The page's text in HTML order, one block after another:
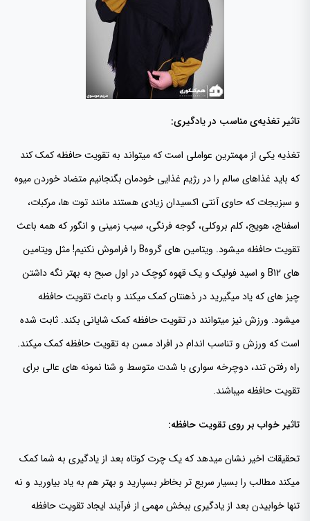
تاثیر تغذیه‌ی مناسب در یادگیری:
تغذیه یکی از مهمترین عواملی است که میتواند به تقویت حافظه کمک کند
که باید غذاهای سالم را در رژیم غذایی خودمان بگنجانیم متضاد خوردن میوه
و سبزیجات که حاوی آنتی اکسیدان زیادی هستند مانند توت ها، مرکبات،
اسفناج، هویج، کلم بروکلی، گوجه فرنگی، سیب زمینی و انگور که همه باعث
تقویت حافظه میشود. ویتامین های گروهB را فراموش نکنیم! مثل ویتامین
های B12 و اسید فولیک و یک قهوه کوچک در اول صبح به بهتر نگه داشتن
چیز های که یاد میگیرید در ذهنتان کمک میکند و باعث تقویت حافظه
میشود. ورزش نیز میتوانند در تقویت حافظه کمک شایانی بکند. ثابت شده
است که ورزش و تناسب اندام در افراد مسن به تقویت حافظه کمک میکند.
راه رفتن تند، دوچرخه سواری با شدت متوسط و شنا نمونه های عالی برای
تقویت حافظه میباشند.
تاثیر خواب بر روی تقویت حافظه:
تحقیقات اخیر نشان میدهد که یک چرت کوتاه بعد از یادگیری به شما کمک
میکند مطالب را بسیار سریع تر بخاطر بسپارید و بهتر هم به یاد بیاورید و نه
تنها خوابیدن بعد از یادگیری ببخش مهمی از فرآیند ایجاد تقویت حافظه